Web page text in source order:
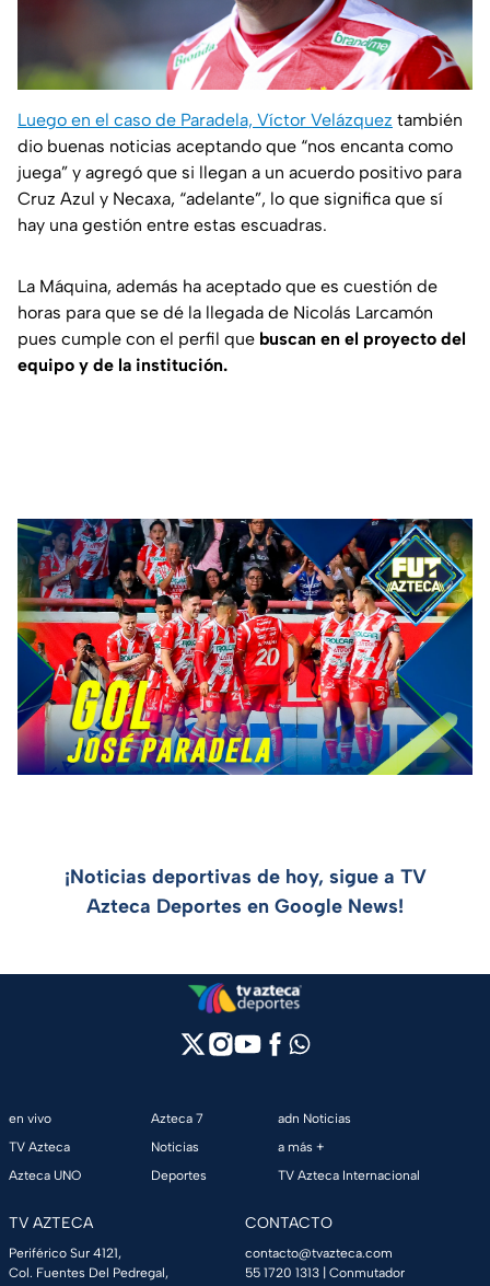
Luego en el caso de Paradela, Víctor Velázquez también
dio buenas noticias aceptando que “nos encanta como
juega” y agregó que si llegan a un acuerdo positivo para
Cruz Azul y Necaxa, “adelante”, lo que significa que sí
hay una gestión entre estas escuadras.
La Máquina, además ha aceptado que es cuestión de
horas para que se dé la llegada de Nicolás Larcamón
pues cumple con el perfil que buscan en el proyecto del
equipo y de la institución.
¡Noticias deportivas de hoy, sigue a TV
Azteca Deportes en Google News!
en vivo
TV Azteca
Azteca UNO
Azteca 7
Noticias
Deportes
adn Noticias
a más +
TV Azteca Internacional
TV AZTECA
Periférico Sur 4121,
Col. Fuentes Del Pedregal,
CONTACTO
contacto@tvazteca.com
55 1720 1313 | Conmutador